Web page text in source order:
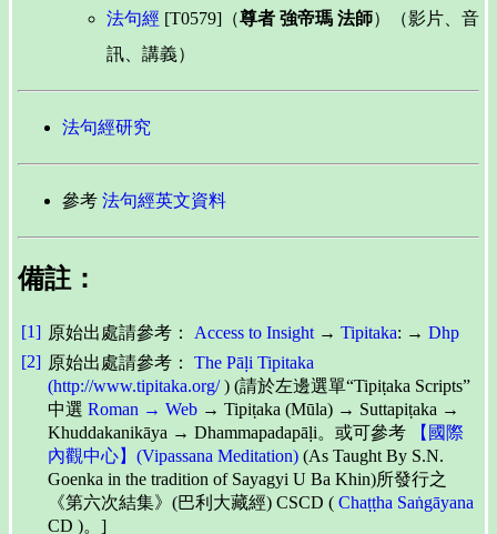
法句經 [T0579]（尊者 強帝瑪 法師）（影片、音
訊、講義）
法句經研究
參考 法句經英文資料
備註：
[1] 原始出處請參考： Access to Insight → Tipitaka: → Dhp
[2] 原始出處請參考： The Pāḷi Tipitaka
(http://www.tipitaka.org/) (請於左邊選單“Tipiṭaka Scripts”
中選 Roman → Web → Tipiṭaka (Mūla) → Suttapiṭaka →
Khuddakanikāya → Dhammapadapāḷi。或可參考
【國際
內觀中心】(Vipassana Meditation) (As Taught By S.N.
Goenka in the tradition of Sayagyi U Ba Khin)所發行之
《第六次結集》(巴利大藏經) CSCD ( Chaṭṭha Saṅgāyana
CD )。]